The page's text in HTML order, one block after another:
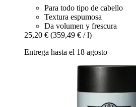
Para todo tipo de cabello
Textura espumosa
Da volumen y frescura
25,20 € (359,49 € / l)
Entrega hasta el 18 agosto